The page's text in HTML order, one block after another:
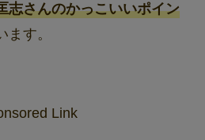
志さんのかっこいいポイン
す。
Link